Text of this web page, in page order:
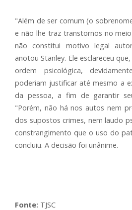
"Além de ser comum (o
e não lhe traz transtornos no
não constitui motivo legal
anotou Stanley. Ele esclareceu
ordem psicológica,
poderiam justificar até mesmo a
da pessoa, a fim de garantir
"Porém, não há nos autos nem
dos supostos crimes, nem laudo
constrangimento que o uso do
concluiu. A decisão foi unânime.
Fonte: TJSC